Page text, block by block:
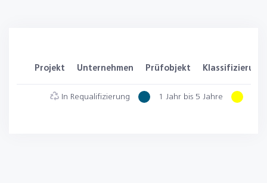
Projekt Unternehmen Prüfobjekt Klassifizierung
In Requalifizierung 1 Jahr bis 5 Jahre